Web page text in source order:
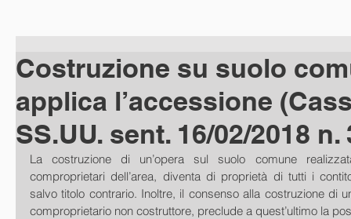
Costruzione su suolo
applica l’accessione
SS.UU. sent. 16/02/2018 n.
La costruzione di un’opera sul suolo comune
comproprietari dell’area, diventa di proprietà di tutti i
salvo titolo contrario. Inoltre, il consenso alla costruzione di
comproprietario non costruttore, preclude a quest’ultimo la